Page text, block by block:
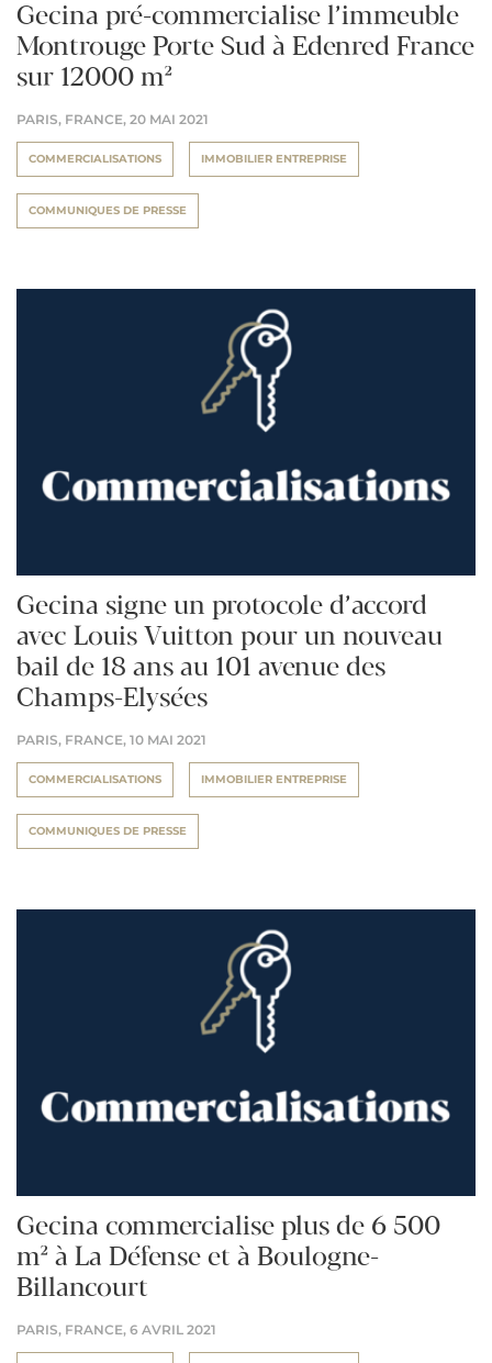
Gecina pré-commercialise l’immeuble
Montrouge Porte Sud à Edenred France
sur 12000 m²
PARIS, FRANCE, 20 MAI 2021
COMMERCIALISATIONS IMMOBILIER ENTREPRISE
COMMUNIQUES DE PRESSE
Gecina signe un protocole d’accord
avec Louis Vuitton pour un nouveau
bail de 18 ans au 101 avenue des
Champs-Elysées
PARIS, FRANCE, 10 MAI 2021
COMMERCIALISATIONS IMMOBILIER ENTREPRISE
COMMUNIQUES DE PRESSE
Gecina commercialise plus de 6 500
m² à La Défense et à Boulogne-
Billancourt
PARIS, FRANCE, 6 AVRIL 2021